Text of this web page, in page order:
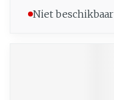
Niet beschikbaar